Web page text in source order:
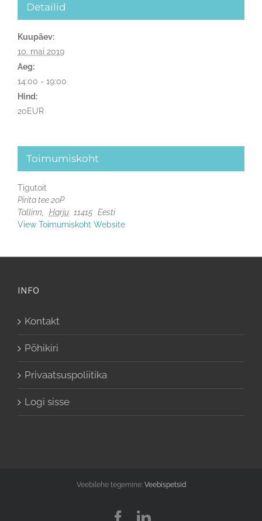
Detailid
Kuupäev:
10. mai 2019
Aeg:
14:00 - 19:00
Hind:
20EUR
Toimumiskoht
Tigutoit
Pirita tee 20P
Tallinn
Harju 11415 Eesti
View Toimumiskoht Website
INFO
Kontakt
Põhikiri
Privaatsuspoliitika
Logi sisse
Veebilehe tegemine: Veebispetsid
Facebook
LinkedIn